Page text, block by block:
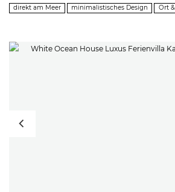
direkt am Meer minimalistisches Design Ort